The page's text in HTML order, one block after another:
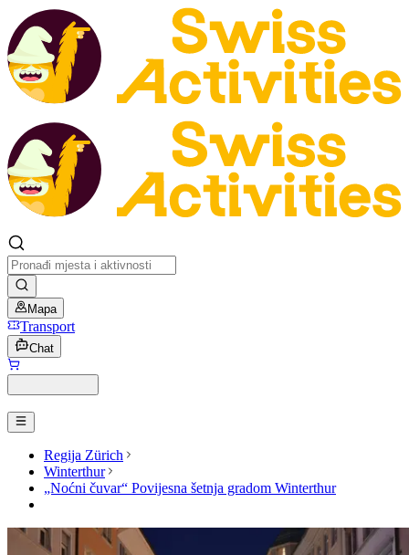
Mapa
Transport
Chat
Regija Zürich
Winterthur
„Noćni čuvar“ Povijesna šetnja gradom Winterthur